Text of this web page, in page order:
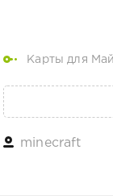
Карты для
minecraft